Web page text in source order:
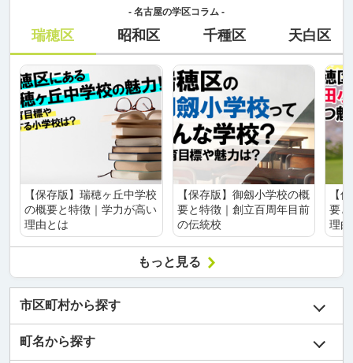
- 名古屋の学区コラム -
瑞穂区 昭和区 千種区 天白区
【保存版】瑞穂ヶ丘中学校
の概要と特徴｜学力が高い
理由とは
【保存版】御劔小学校の概
要と特徴｜創立百周年目前
の伝統校
【
要
理
もっと見る
市区町村から探す
町名から探す